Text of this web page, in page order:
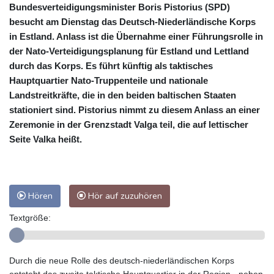
Bundesverteidigungsminister Boris Pistorius (SPD)
besucht am Dienstag das Deutsch-Niederländische Korps
in Estland. Anlass ist die Übernahme einer Führungsrolle in
der Nato-Verteidigungsplanung für Estland und Lettland
durch das Korps. Es führt künftig als taktisches
Hauptquartier Nato-Truppenteile und nationale
Landstreitkräfte, die in den beiden baltischen Staaten
stationiert sind. Pistorius nimmt zu diesem Anlass an einer
Zeremonie in der Grenzstadt Valga teil, die auf lettischer
Seite Valka heißt.
Hören Hör auf zuzuhören
Textgröße:
Durch die neue Rolle des deutsch-niederländischen Korps